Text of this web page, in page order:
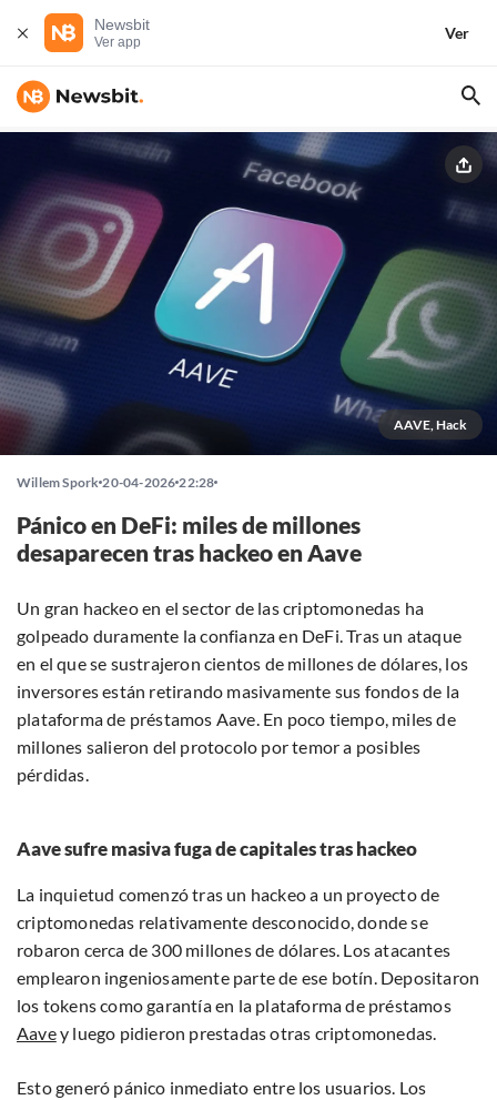
Newsbit
Ver app
Ver
AAVE, Hack
Willem Spork 20-04-2026 22:28
Pánico en DeFi: miles de millones
desaparecen tras hackeo en Aave
Un gran hackeo en el sector de las criptomonedas ha
golpeado duramente la confianza en DeFi. Tras un ataque
en el que se sustrajeron cientos de millones de dólares, los
inversores están retirando masivamente sus fondos de la
plataforma de préstamos Aave. En poco tiempo, miles de
millones salieron del protocolo por temor a posibles
pérdidas.
Aave sufre masiva fuga de capitales tras hackeo
La inquietud comenzó tras un hackeo a un proyecto de
criptomonedas relativamente desconocido, donde se
robaron cerca de 300 millones de dólares. Los atacantes
emplearon ingeniosamente parte de ese botín. Depositaron
los tokens como garantía en la plataforma de préstamos
Aavey luego pidieron prestadas otras criptomonedas.
Esto generó pánico inmediato entre los usuarios. Los